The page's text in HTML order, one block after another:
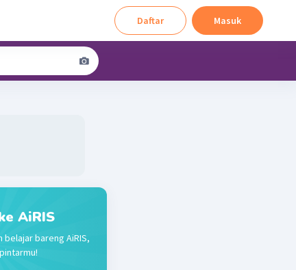
Daftar Masuk
AiRIS
belajar bareng AiRIS,